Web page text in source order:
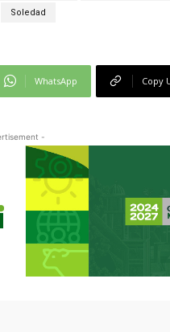
Soledad
WhatsApp Copy
-